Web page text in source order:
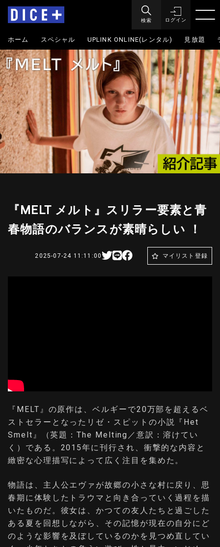
検索 ログイン
ホーム スペシャル UPLINK ONLINE(レンタル) 見放題
『MELT メルト』スリラー要素と青
春物語のバランスが素晴らしい ！
2025-07-24 11:11:00 マイリスト登録
『MELT』の原作は、ベルギーで20万部を超えるベ
ストセラーとなったリゼ・スピットの小説『Het
Smelt』（英題：The Melting／意訳：溶けてい
く）である。2015年に刊行され、衝撃的な内容と
緻密な心理描写によって広く注目を集めた。
物語は、主人公エヴァが故郷の小さな村に戻り、思
春期に体験したトラウマと向き合っていく過程を描
いたものだ。彼女は、かつての友人たちと過ごした
ある夏を回想しながら、その記憶が現在の自分にど
のような影響を及ぼしているのかを見つめ直してい